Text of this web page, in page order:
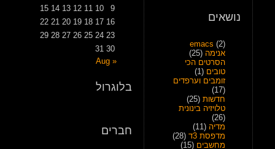
נושאים
emacs (2)
אנימה (25)
הסרטים הכי
טובים (1)
זומבים וערפדים
(17)
חדשות (25)
טלויזיה בינונית
(26)
מדיה (11)
מדפסת 3ד
(28)
מחשבים (15)
9
10
11
12
13
14
15
16
17
18
19
20
21
22
23
24
25
26
27
28
29
30
31
« Aug
בלוגרול
חברים